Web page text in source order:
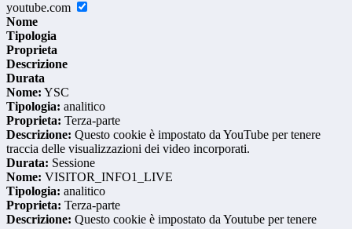
youtube.com
Nome
Tipologia
Proprieta
Descrizione
Durata
Nome: YSC
Tipologia: analitico
Proprieta: Terza-parte
Descrizione: Questo cookie è impostato da YouTube per tenere
traccia delle visualizzazioni dei video incorporati.
Durata: Sessione
Nome: VISITOR_INFO1_LIVE
Tipologia: analitico
Proprieta: Terza-parte
Descrizione: Questo cookie è impostato da Youtube per tenere